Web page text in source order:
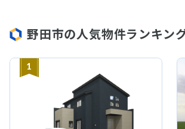
野田市の人気物件ランキン
1